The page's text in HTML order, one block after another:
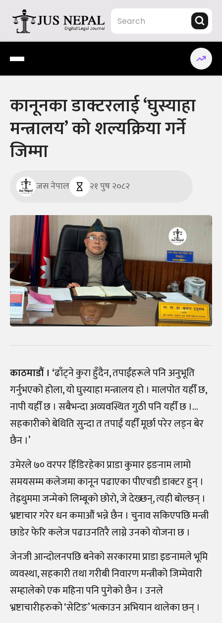
content
Jus Nepal | www.jusnepal.com
Digital Legal Journal
कानूनका डाक्टरलाई ‘घुस्याहा
मन्त्रालय’ को शल्यक्रिया गर्ने
जिम्मा
जस नेपाल २१ पुष २०८२
काठमाडौं । ‘ढाँट्ने कुरा हुँदैन, तपाईंहरूले पनि अनुभूति
गर्नुभएको होला, यो घुस्याहा मन्त्रालय हो । मालपोत यहीँ छ,
नापी यहीँ छ । सबैभन्दा अव्यवस्थित गुठी पनि यहीँ छ ।…
सहकारीको बेथिति सुन्दा त तपाईं यहीँ मूर्छा परेर लड्न बेर
छैन ।’
उमेरले ७० वरपर हिँडिरहेका प्राडा कुमार इङनाम लामो
समयसम्म कलेजमा कानून पढाएका पीएचडी डाक्टर हुन् ।
तेह्रथुममा जन्मेको लिम्बूको छोरो, जे देख्छन्, त्यही बोल्छन् ।
भ्रष्टाचार गरेर धन कमाऔं भन्ने छैन । चुनाव सकिएपछि मन्त्री
छाडेर फेरि कलेज पढाउनतिरै लाग्ने उनको योजना छ ।
जेनजी आन्दोलनपछि बनेको सरकारमा प्राडा इङनामले भूमि
व्यवस्था, सहकारी तथा गरीबी निवारण मन्त्रीको जिम्मेवारी
सम्हालेको एक महिना पनि पुगेको छैन । उनले
भ्रष्टाचारीहरुको ‘सेटिङ’ भत्काउन अभियान थालेका छन् ।